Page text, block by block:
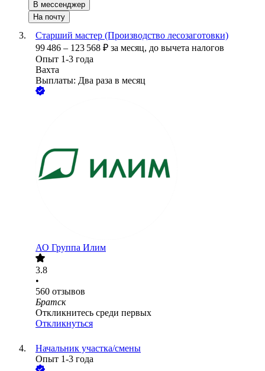
В мессенджер
На почту
Старший мастер (Производство лесозаготовки)
99 486 – 123 568 ₽ за месяц, до вычета налогов
Опыт 1-3 года
Вахта
Выплаты: Два раза в месяц
АО Группа Илим
3.8
•
560 отзывов
Братск
Откликнитесь среди первых
Откликнуться
Начальник участка/смены
Опыт 1-3 года